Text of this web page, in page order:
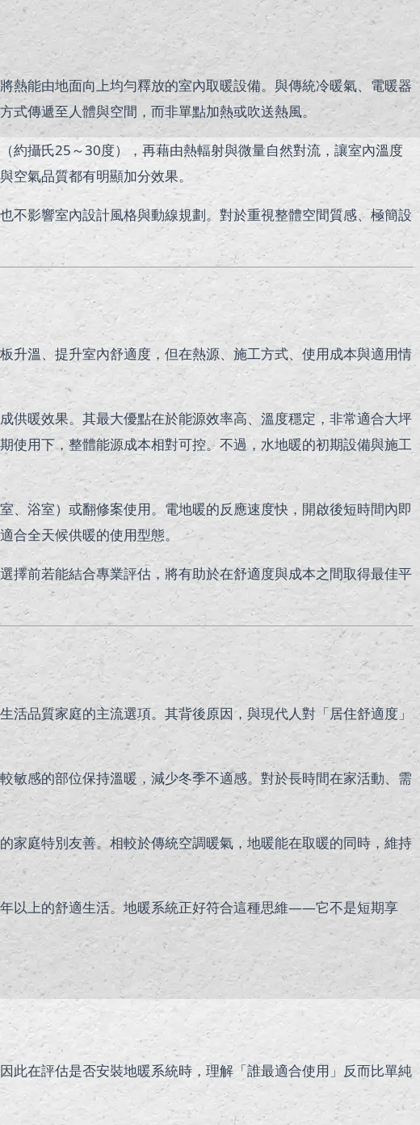
熱能由地面向上均勻釋放的室內取暖設備。與傳統冷暖氣、電暖器
傳遞至人體與空間，而非單點加熱或吹送熱風。
約攝氏25～30度），再藉由熱輻射與微量自然對流，讓室內溫度
空氣品質都有明顯加分效果。
不影響室內設計風格與動線規劃。對於重視整體空間質感、極簡設
升溫、提升室內舒適度，但在熱源、施工方式、使用成本與適用情
供暖效果。其最大優點在於能源效率高、溫度穩定，非常適合大坪
使用下，整體能源成本相對可控。不過，水地暖的初期設備與施工
、浴室）或翻修案使用。電地暖的反應速度快，開啟後短時間內即
全天候供暖的使用型態。
擇前若能結合專業評估，將有助於在舒適度與成本之間取得最佳平
品質家庭的主流選項。其背後原因，與現代人對「居住舒適度」
敏感的部位保持溫暖，減少冬季不適感。對於長時間在家活動、需
家庭特別友善。相較於傳統空調暖氣，地暖能在取暖的同時，維持
以上的舒適生活。地暖系統正好符合這種思維——它不是短期享
此在評估是否安裝地暖系統時，理解「誰最適合使用」反而比單純